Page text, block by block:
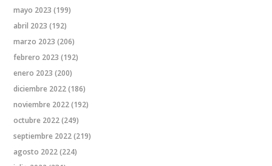
mayo 2023 (199)
abril 2023 (192)
marzo 2023 (206)
febrero 2023 (192)
enero 2023 (200)
diciembre 2022(186)
noviembre 2022(192)
octubre 2022(249)
septiembre 2022(219)
agosto 2022(224)